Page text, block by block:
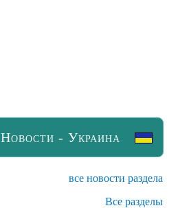
Новости - Украина
все новости раздела
Все разделы